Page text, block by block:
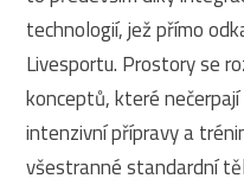
technologií, jež přímo
Livesportu. Prostory se
konceptů, které
intenzivní přípravy a
všestranné standardní